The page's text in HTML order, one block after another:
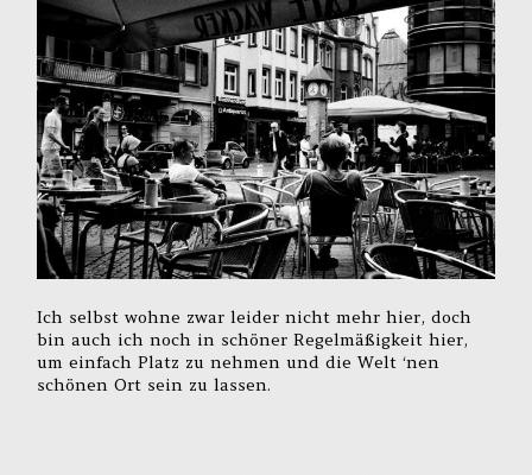
Ich selbst wohne zwar leider nicht mehr hier, doch
bin auch ich noch in schöner Regelmäßigkeit hier,
um einfach Platz zu nehmen und die Welt ‘nen
schönen Ort sein zu lassen.